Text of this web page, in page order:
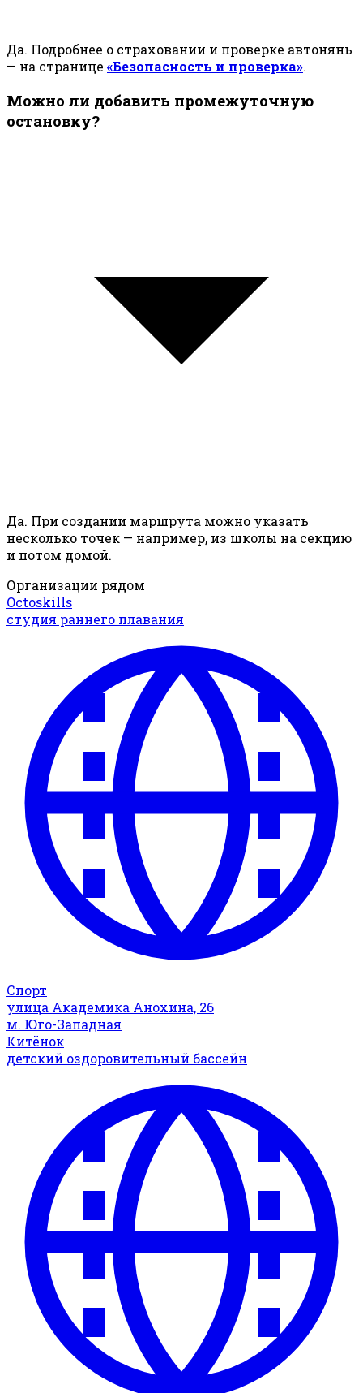
Да. Подробнее о страховании и проверке автонянь
— на странице «Безопасность и проверка».
Можно ли добавить промежуточную
остановку?
Да. При создании маршрута можно указать
несколько точек — например, из школы на секцию
и потом домой.
Организации рядом
Octoskills
студия раннего плавания
Спорт
улица Академика Анохина, 26
м. Юго-Западная
Китёнок
детский оздоровительный бассейн